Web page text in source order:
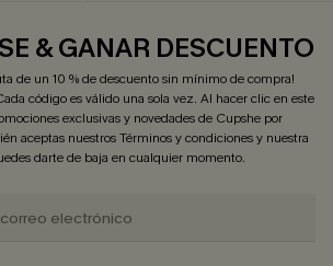
& GANAR DESCUENTO
de un 10 % de descuento sin mínimo de compra!
código es válido una sola vez. Al hacer clic en este
exclusivas y novedades de Cupshe por
aceptas nuestrosTérminos y condicionesy nuestra
darte de baja en cualquier momento.